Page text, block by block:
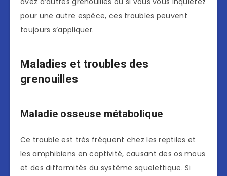
pour une autre espèce, ces troubles peuvent
toujours s’appliquer.
Maladies et troubles des
grenouilles
Maladie osseuse métabolique
Ce trouble est très fréquent chez les reptiles et
les amphibiens en captivité, causant des os mous
et des difformités du système squelettique. Si